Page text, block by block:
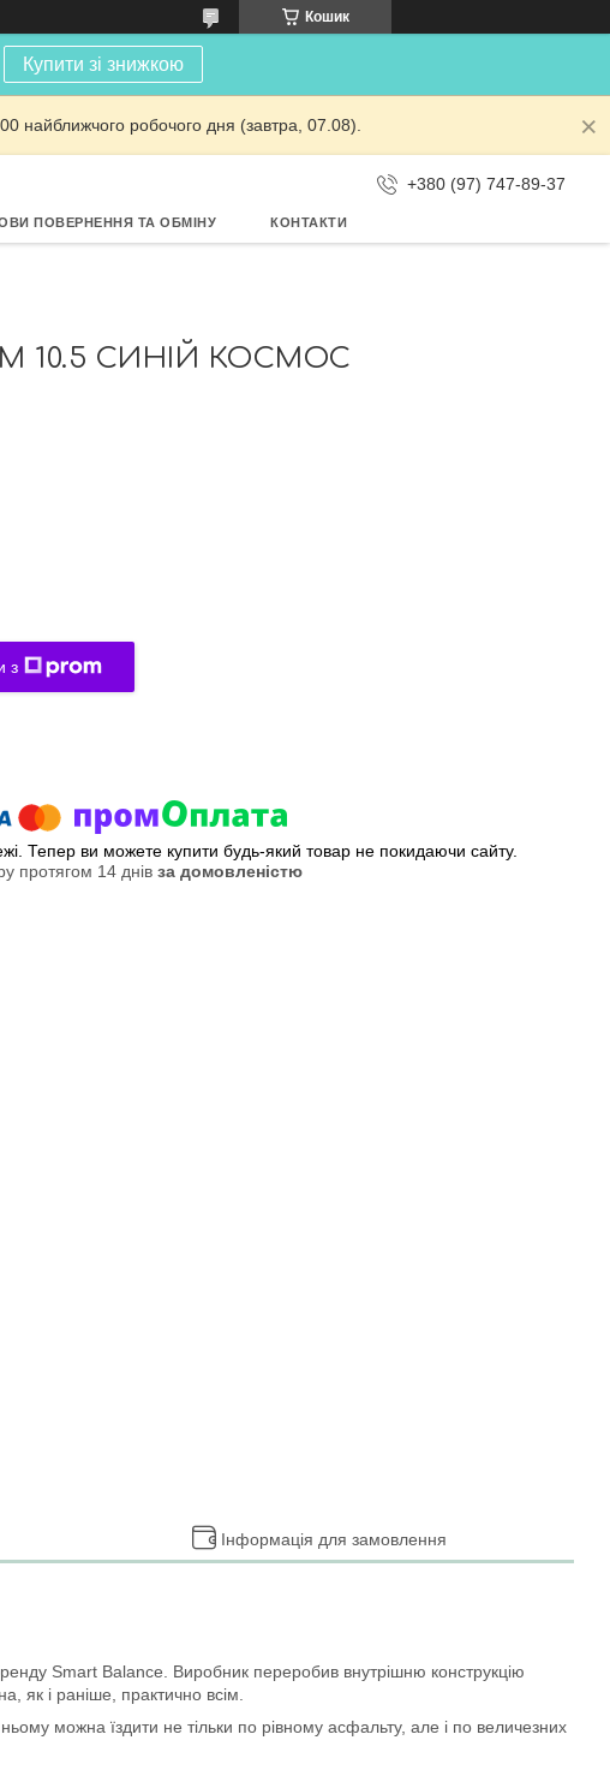
Кошик
Купити зі знижкою
найближчого робочого дня (завтра, 07.08).
+380 (97) 747-89-37
ПОВЕРНЕННЯ ТА ОБМІНУ КОНТАКТИ
10.5 СИНІЙ КОСМОС
з
Тепер ви можете купити будь-який товар не покидаючи сайту.
протягом 14 днів за домовленістю
Інформація для замовлення
Smart Balance. Виробник переробив внутрішню конструкцію
як і раніше, практично всім.
можна їздити не тільки по рівному асфальту, але і по величезних